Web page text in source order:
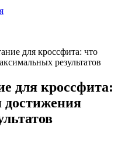
для кроссфита: что
результатов
для кроссфита:
достижения